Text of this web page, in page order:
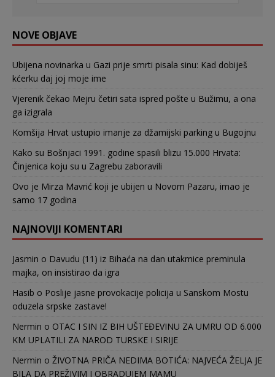
NOVE OBJAVE
Ubijena novinarka u Gazi prije smrti pisala sinu: Kad dobiješ
kćerku daj joj moje ime
Vjerenik čekao Mejru četiri sata ispred pošte u Bužimu, a ona
ga izigrala
Komšija Hrvat ustupio imanje za džamijski parking u Bugojnu
Kako su Bošnjaci 1991. godine spasili blizu 15.000 Hrvata:
Činjenica koju su u Zagrebu zaboravili
Ovo je Mirza Mavrić koji je ubijen u Novom Pazaru, imao je
samo 17 godina
NAJNOVIJI KOMENTARI
Jasmin o Davudu (11) iz Bihaća na dan utakmice preminula
majka, on insistirao da igra
Hasib o Poslije jasne provokacije policija u Sanskom Mostu
oduzela srpske zastave!
Nermin o OTAC I SIN IZ BIH UŠTEĐEVINU ZA UMRU OD 6.000
KM UPLATILI ZA NAROD TURSKE I SIRIJE
Nermin o ŽIVOTNA PRIČA NEDIMA BOTIĆA: NAJVEĆA ŽELJA JE
BILA DA PREŽIVIM I OBRADUJEM MAMU